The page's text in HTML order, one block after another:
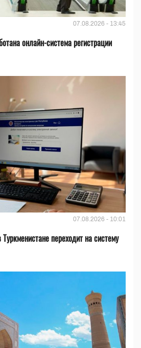
07.08.2026 - 13:45
онлайн-система регистрации
07.08.2026 - 10:01
переходит на систему